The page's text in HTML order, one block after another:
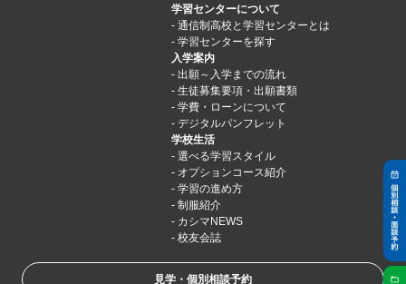
学習センターについて
通信制高校と学習センターとは
学習センターを探す
入学案内
出願～入学までの流れ
生徒募集要項・出願書類
学費・ローンについて
デジタルパンフレット
学校生活
選べる学習スタイル
オプションコース紹介
学習の進め方
制服紹介
カシマNEWS
校友会誌
見学・個別相談予約